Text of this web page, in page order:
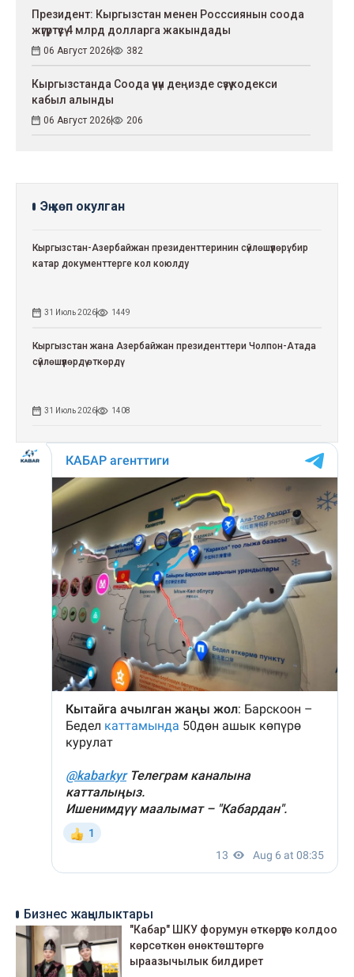
Президент: Кыргызстан менен Росссиянын соода
жүгүртүүсү 4 млрд долларга жакындады
06 Август 2026 382
Кыргызстанда Соода үчүн деңизде сүзүү кодекси
кабыл алынды
06 Август 2026 206
Эң көп окулган
Кыргызстан-Азербайжан президенттеринин сүйлөшүүлөрү: бир
катар документтерге кол коюлду
31 Июль 2026 1449
Кыргызстан жана Азербайжан президенттери Чолпон-Атада
сүйлөшүүлөрдү өткөрдү
31 Июль 2026 1408
Бизнес жаңылыктары
"Кабар" ШКУ форумун өткөрүүгө колдоо
көрсөткөн өнөктөштөргө
ыраазычылык билдирет